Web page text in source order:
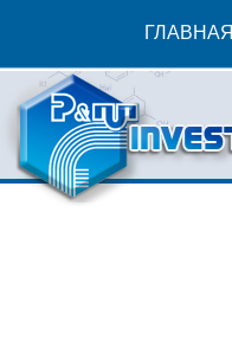
ГЛАВНАЯ